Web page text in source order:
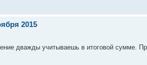
2015
дважды учитываешь в итоговой сумме.